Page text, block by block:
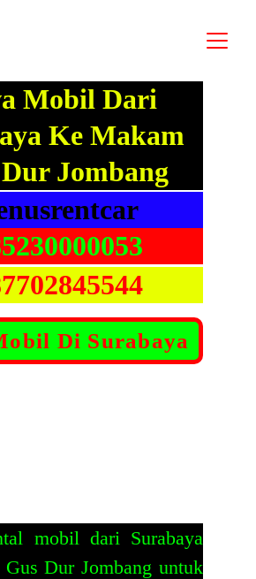
Mobil Dari
Ke Makam
Jombang
Di Surabaya
mobil dari Surabaya
Dur Jombang untuk